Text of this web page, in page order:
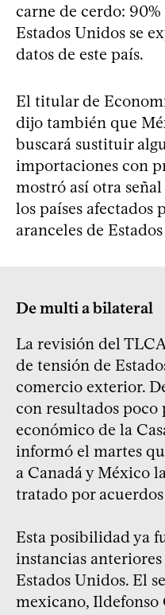
carne de cerdo:
Estados Unidos se
datos de este país.
El titular de
dijo también que
buscará sustituir
importaciones con
mostró así otra
los países afectados
aranceles de
De multi a bilateral
La revisión del
de tensión de
comercio exterior.
con resultados poco
económico de la
informó el martes
a Canadá y México
tratado por
Esta posibilidad ya
instancias
Estados Unidos. El
mexicano, Ildefonso